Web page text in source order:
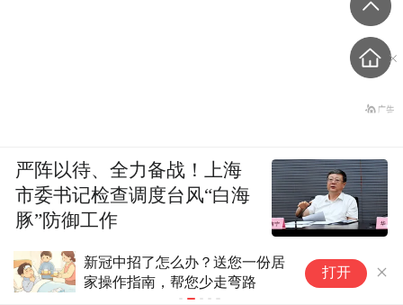
怎么办？送您一份居
，帮您少走弯路
哨点医院新冠阳性率冲
仍排第一，但升势在趋
打开
严阵以待、全力备战！上海
市委书记检查调度台风“白海
豚”防御工作